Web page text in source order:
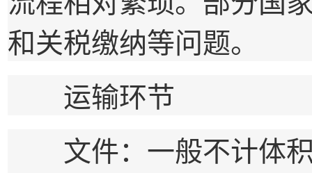
和关税缴纳等问题。
运输环节
文件：一般不计体积